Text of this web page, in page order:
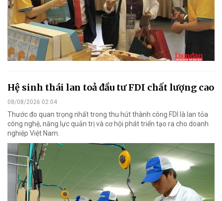
Hệ sinh thái lan toả đầu tư FDI chất lượng cao
08/08/2026 02:04
Thước đo quan trọng nhất trong thu hút thành công FDI là lan tỏa
công nghệ, năng lực quản trị và cơ hội phát triển tạo ra cho doanh
nghiệp Việt Nam.